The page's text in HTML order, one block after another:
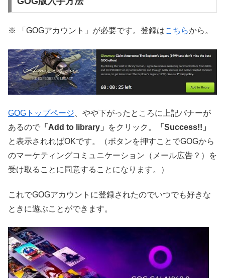
※ 「GOGアカウント」が必要です。登録はこちらから。
GOGトップページ 、やや下がったところに上記バナーが
あるので 「Add to library」 をクリック。
「Success!!」
と表示されればOKです。（ボタンを押すことでGOGから
のマーケティングコミュニケーション（メール広告？）を
受け取ることに同意することになります。）
これでGOGアカウントに登録されたのでいつでも好きな
ときに遊ぶことができます。